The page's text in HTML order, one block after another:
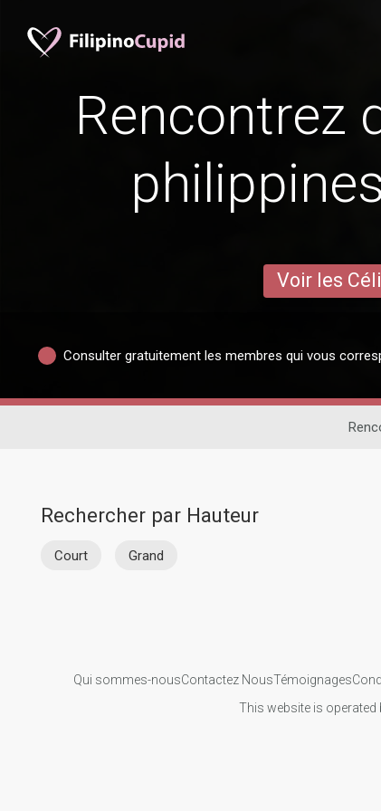
Rencontrez
Voir les
Consulter gratuitement les membres qui vous
Rechercher par Hauteur
Court Grand
Qui sommes-nousContactez NousTémoignages
This website is operated